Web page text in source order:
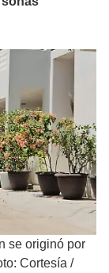
se originó por
Cortesía /